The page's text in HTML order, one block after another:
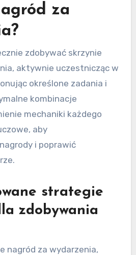
za
zdobywać skrzynie
aktywnie uczestnicząc w
określone zadania i
kombinacje
mechaniki każdego
aby
i poprawić
strategie
zdobywania
nagród za wydarzenia,